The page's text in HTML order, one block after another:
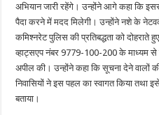
अभियान जारी रहेंगे। उन्होंने आगे कहा कि
पैदा करने में मदद मिलेगी। उन्होंने नशे के
कमिश्नरेट पुलिस की प्रतिबद्धता को दोहराते
व्हाट्सएप नंबर 9779-100-200 के माध्यम
अपील की। उन्होंने कहा कि सूचना देने वालों
निवासियों ने इस पहल का स्वागत किया तथा
बताया।